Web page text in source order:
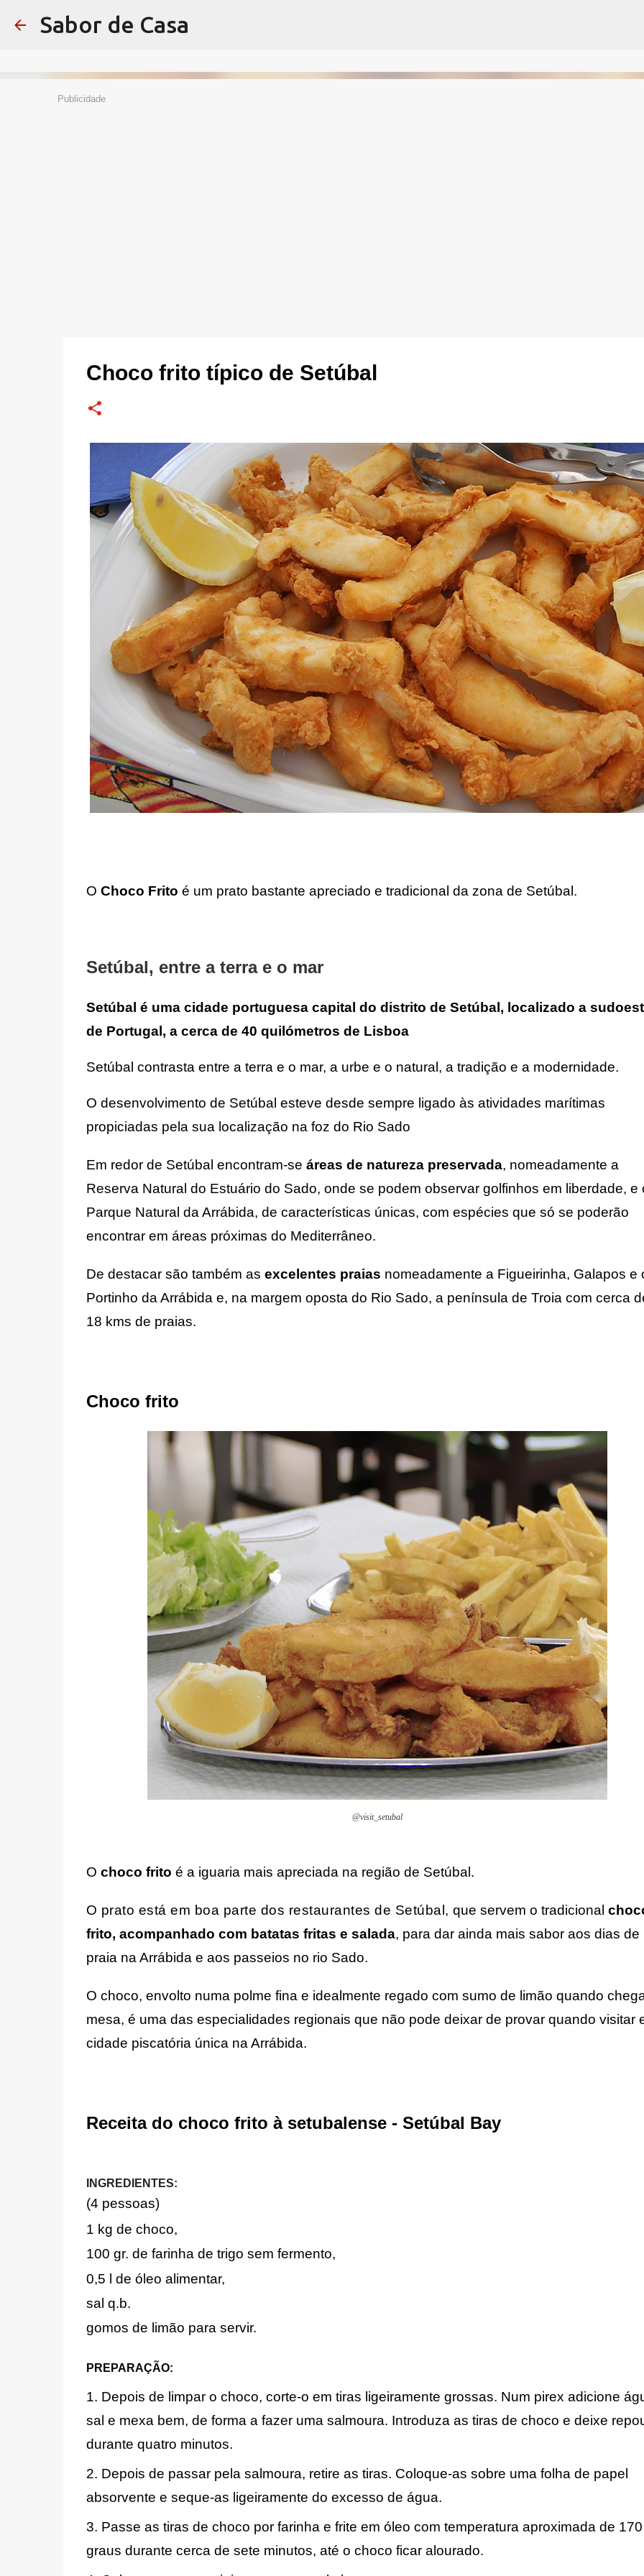
Sabor de Casa
Publicidade
Choco frito típico de Setúbal
O Choco Frito é um prato bastante apreciado e tradicional da zona de Setúbal.
Setúbal, entre a terra e o mar
Setúbal é uma cidade portuguesa capital do distrito de Setúbal, localizado a
de Portugal, a cerca de 40 quilómetros de Lisboa
Setúbal contrasta entre a terra e o mar, a urbe e o natural, a tradição e a modernidade.
O desenvolvimento de Setúbal esteve desde sempre ligado às atividades marítimas
propiciadas pela sua localização na foz do Rio Sado
Em redor de Setúbal encontram-se áreas de natureza preservada, nomeadamente a
Reserva Natural do Estuário do Sado, onde se podem observar golfinhos em liberdade, e
Parque Natural da Arrábida, de características únicas, com espécies que só se poderão
encontrar em áreas próximas do Mediterrâneo.
De destacar são também as excelentes praias nomeadamente a Figueirinha, Galapos e
Portinho da Arrábida e, na margem oposta do Rio Sado, a península de Troia com cerca
18 kms de praias.
Choco frito
@visit_setubal
O choco frito é a iguaria mais apreciada na região de Setúbal.
O prato está em boa parte dos restaurantes de Setúbal, que servem o tradicional
frito, acompanhado com batatas fritas e salada, para dar ainda mais sabor aos dias de
praia na Arrábida e aos passeios no rio Sado.
O choco, envolto numa polme fina e idealmente regado com sumo de limão quando
mesa, é uma das especialidades regionais que não pode deixar de provar quando visitar
cidade piscatória única na Arrábida.
Receita do choco frito à setubalense - Setúbal Bay
INGREDIENTES:
(4 pessoas)
1 kg de choco,
100 gr. de farinha de trigo sem fermento,
0,5 l de óleo alimentar,
sal q.b.
gomos de limão para servir.
PREPARAÇÃO:
1. Depois de limpar o choco, corte-o em tiras ligeiramente grossas. Num pirex adicione
sal e mexa bem, de forma a fazer uma salmoura. Introduza as tiras de choco e deixe
durante quatro minutos.
2. Depois de passar pela salmoura, retire as tiras. Coloque-as sobre uma folha de papel
absorvente e seque-as ligeiramente do excesso de água.
3. Passe as tiras de choco por farinha e frite em óleo com temperatura aproximada de 170
graus durante cerca de sete minutos, até o choco ficar alourado.